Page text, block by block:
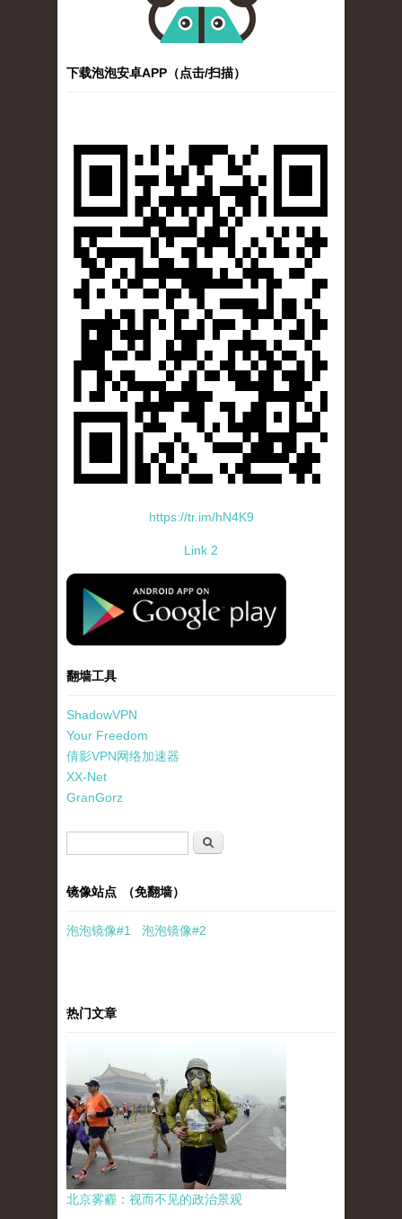
下载泡泡安卓APP（点击/扫描）
https://tr.im/hN4K9
Link 2
standard-icon-googleplay-app-store.png
翻墙工具
ShadowVPN
Your Freedom
倩影VPN网络加速器
XX-Net
GranGorz
搜索
镜像站点 （免翻墙）
泡泡镜像#1 泡泡镜像#2
热门文章
北京雾霾：视而不见的政治景观